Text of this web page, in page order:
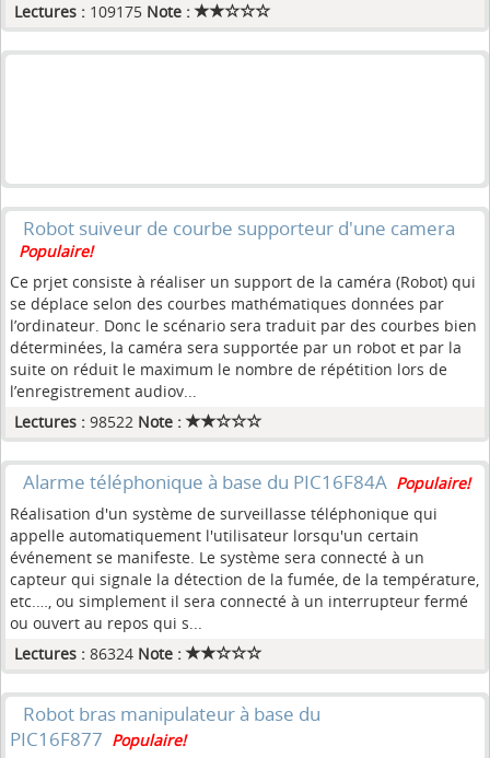
Lectures : 109175 Note :
Robot suiveur de courbe supporteur d'une camera
Populaire!
Ce prjet consiste à réaliser un support de la caméra (Robot) qui
se déplace selon des courbes mathématiques données par
l’ordinateur. Donc le scénario sera traduit par des courbes bien
déterminées, la caméra sera supportée par un robot et par la
suite on réduit le maximum le nombre de répétition lors de
l’enregistrement audiov...
Lectures : 98522 Note :
Alarme téléphonique à base du PIC16F84A Populaire!
Réalisation d'un système de surveillasse téléphonique qui
appelle automatiquement l'utilisateur lorsqu'un certain
événement se manifeste. Le système sera connecté à un
capteur qui signale la détection de la fumée, de la température,
etc.…, ou simplement il sera connecté à un interrupteur fermé
ou ouvert au repos qui s...
Lectures : 86324 Note :
Robot bras manipulateur à base du
PIC16F877 Populaire!